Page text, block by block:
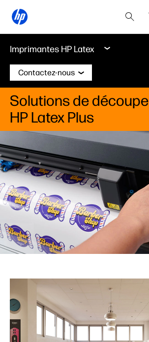
Imprimantes HP Latex
Contactez-nous
Solutions de découpe
HP Latex Plus